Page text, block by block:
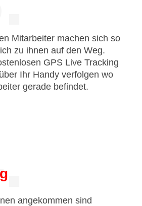
Mitarbeiter machen sich so
zu ihnen auf den Weg.
GPS Live Tracking
Ihr Handy verfolgen wo
gerade befindet.
angekommen sind